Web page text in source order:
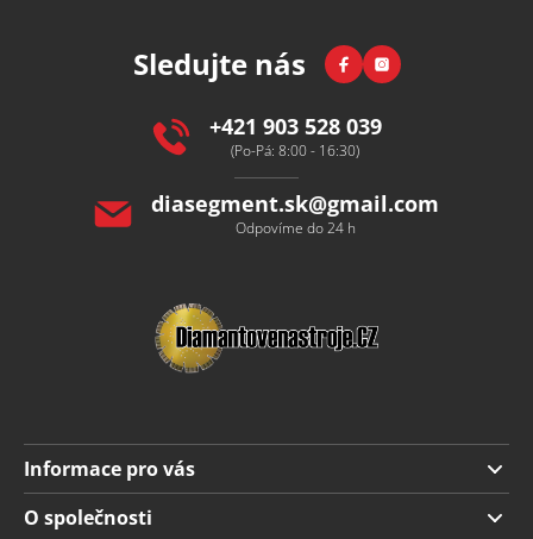
Sledujte nás FacebookInstagram
+421 903 528 039
(Po-Pá: 8:00 - 16:30)
diasegment.sk@gmail.com
Odpovíme do 24 h
Informace pro vás
Doprava a platba
O společnosti